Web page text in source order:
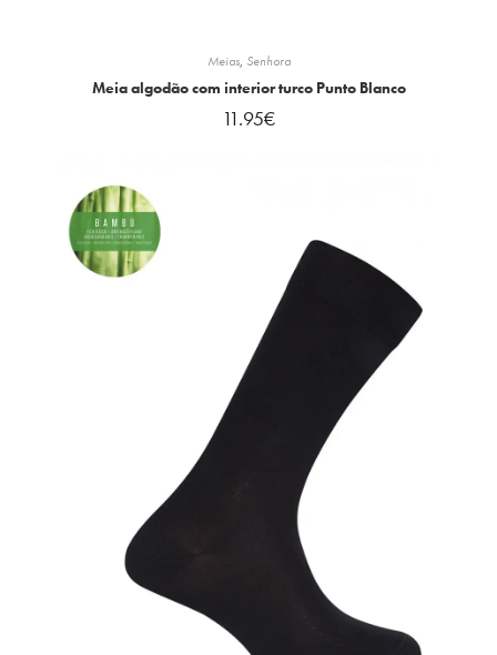
Meias, Senhora
Meia algodão com interior turco Punto Blanco
11.95€